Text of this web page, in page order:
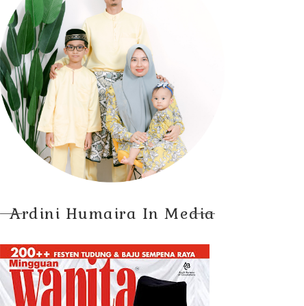
Ardini Humaira In Media